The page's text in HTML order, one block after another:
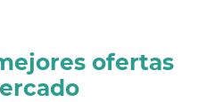
ofertas